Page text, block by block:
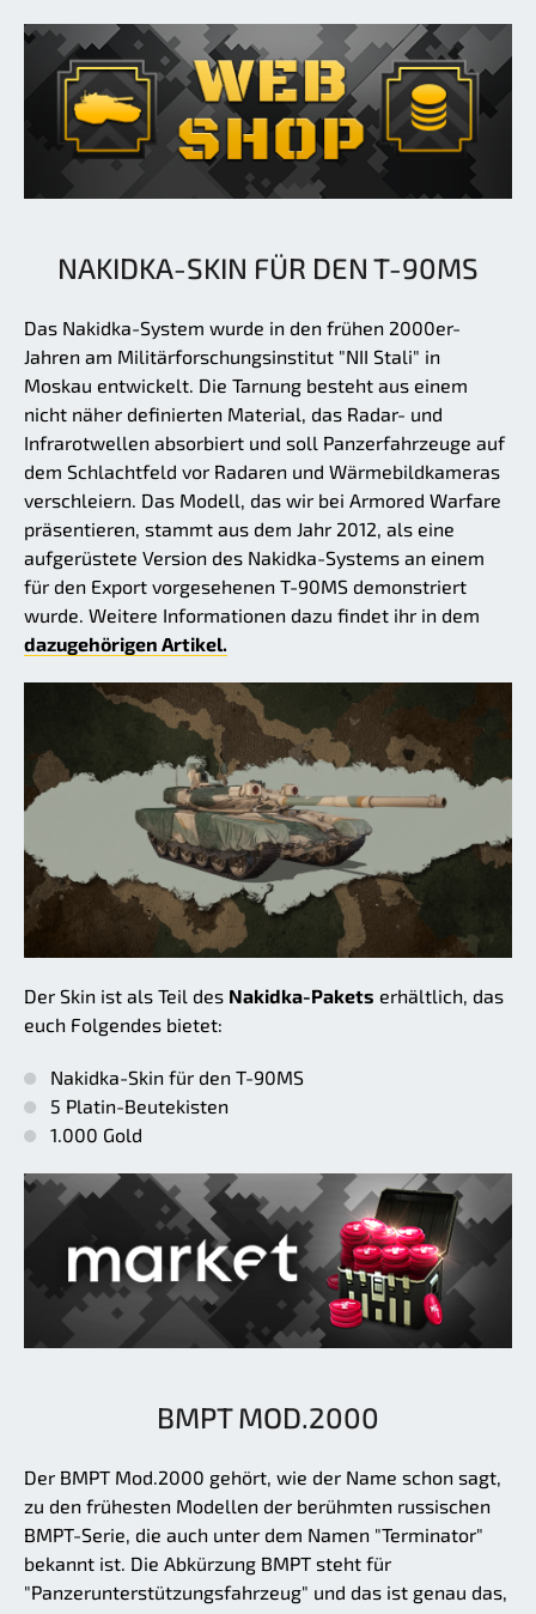
NAKIDKA-SKIN FÜR DEN T-90MS
Das Nakidka-System wurde in den frühen 2000er-
Jahren am Militärforschungsinstitut "NII Stali" in
Moskau entwickelt. Die Tarnung besteht aus einem
nicht näher definierten Material, das Radar- und
Infrarotwellen absorbiert und soll Panzerfahrzeuge auf
dem Schlachtfeld vor Radaren und Wärmebildkameras
verschleiern. Das Modell, das wir bei Armored Warfare
präsentieren, stammt aus dem Jahr 2012, als eine
aufgerüstete Version des Nakidka-Systems an einem
für den Export vorgesehenen T-90MS demonstriert
wurde. Weitere Informationen dazu findet ihr in dem
dazugehörigen Artikel.
Der Skin ist als Teil des Nakidka-Pakets erhältlich, das
euch Folgendes bietet:
Nakidka-Skin für den T-90MS
5 Platin-Beutekisten
1.000 Gold
BMPT MOD.2000
Der BMPT Mod.2000 gehört, wie der Name schon sagt,
zu den frühesten Modellen der berühmten russischen
BMPT-Serie, die auch unter dem Namen "Terminator"
bekannt ist. Die Abkürzung BMPT steht für
"Panzerunterstützungsfahrzeug" und das ist genau das,